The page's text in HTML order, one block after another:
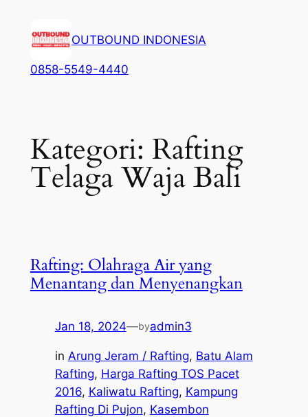
konten
OUTBOUND INDONESIA
0858-5549-4440
Kategori: Rafting
Telaga Waja Bali
Rafting: Olahraga Air yang
Menantang dan Menyenangkan
Jan 18, 2024—byadmin3
in Arung Jeram / Rafting, Batu Alam
Rafting, Harga Rafting TOS Pacet
2016, Kaliwatu Rafting, Kampung
Rafting Di Pujon, Kasembon